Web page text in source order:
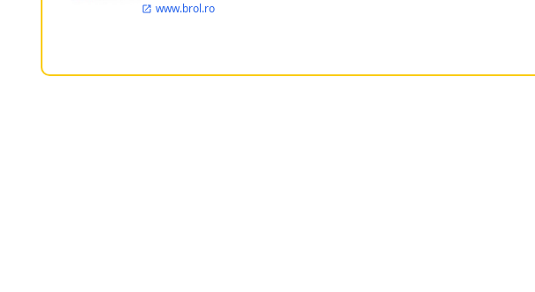
www.brol.ro